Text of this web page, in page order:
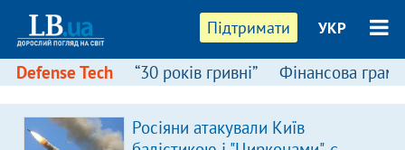
Підтримати УКР
Defense Tech “30 років гривні” Фінансова
Росіяни атакували Київ